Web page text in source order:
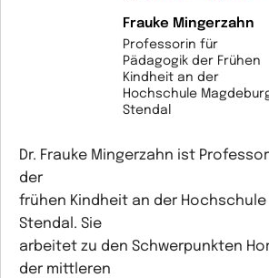
Frauke Mingerzahn
Professorin für
Pädagogik der Frühen
Kindheit an der
Hochschule
Stendal
Dr. Frauke Mingerzahn ist
der
frühen Kindheit an der
Stendal. Sie
arbeitet zu den Schwerpunkten
der mittleren